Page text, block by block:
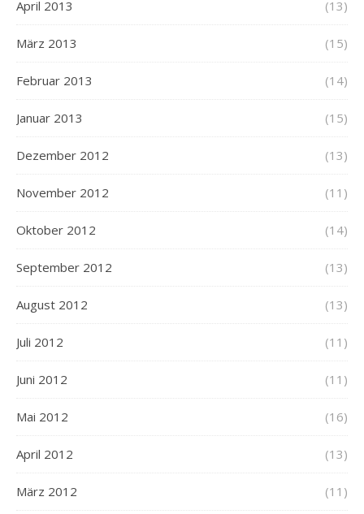
April 2013 (13)
März 2013 (15)
Februar 2013 (14)
Januar 2013 (15)
Dezember 2012 (13)
November 2012 (11)
Oktober 2012 (14)
September 2012 (13)
August 2012 (13)
Juli 2012 (11)
Juni 2012 (11)
Mai 2012 (16)
April 2012 (13)
März 2012 (11)